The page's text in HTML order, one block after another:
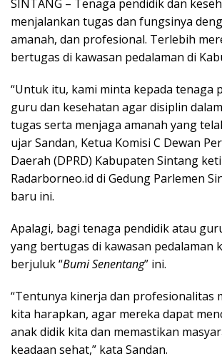
SINTANG – Tenaga pendidik dan
menjalankan tugas dan fungsinya
amanah, dan profesional. Terlebih
bertugas di kawasan pedalaman di
“Untuk itu, kami minta kepada tenaga
guru dan kesehatan agar disiplin
tugas serta menjaga amanah yang
ujar Sandan, Ketua Komisi C Dewan
Daerah (DPRD) Kabupaten Sintang
Radarborneo.id di Gedung Parlemen
baru ini.
Apalagi, bagi tenaga pendidik atau
yang bertugas di kawasan pedalaman
berjuluk “Bumi Senentang” ini.
“Tentunya kinerja dan profesionalitas
kita harapkan, agar mereka dapat
anak didik kita dan memastikan
keadaan sehat,” kata Sandan.